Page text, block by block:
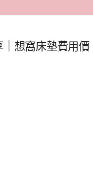
想窩床墊費用價